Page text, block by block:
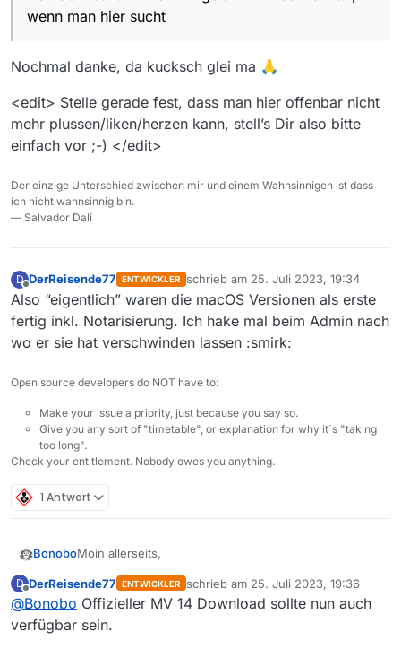
wenn man hier sucht
Nochmal danke, da kucksch glei ma 🙏
<edit> Stelle gerade fest, dass man hier offenbar nicht
mehr plussen/liken/herzen kann, stell’s Dir also bitte
einfach vor ;-) </edit>
Der einzige Unterschied zwischen mir und einem Wahnsinnigen ist dass
ich nicht wahnsinnig bin.
— Salvador Dalí
D
Offline
DerReisende77 ENTWICKLER schrieb am 25. Juli 2023, 19:34
zuletzt editiert von
Also “eigentlich” waren die macOS Versionen als erste
fertig inkl. Notarisierung. Ich hake mal beim Admin nach
wo er sie hat verschwinden lassen :smirk:
Open source developers do NOT have to:
Make your issue a priority, just because you say so.
Give you any sort of "timetable", or explanation for why it´s "taking
too long".
Check your entitlement. Nobody owes you anything.
1 Antwort
BonoboMoin allerseits,
ich sehe zu meinem Erstaunen einige Beiträge zu MV
14 und hab’ dann ganz aufgeregt herumgesucht, kann
aber weder im
Falls es an zu wenig Kaffee und Pizza liegen sollte,
D
Offline
DerReisende77 ENTWICKLER schrieb am 25. Juli 2023, 19:36
zuletzt editiert von
@Bonobo Offizieller MV 14 Download sollte nun auch
verfügbar sein.